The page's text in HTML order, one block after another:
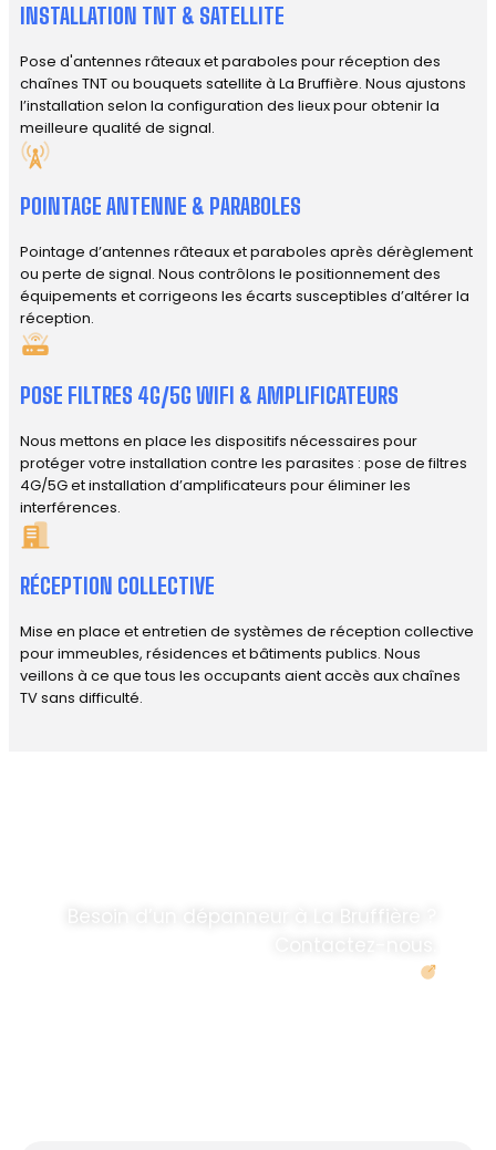
INSTALLATION TNT & SATELLITE
Pose d'antennes râteaux et paraboles pour réception des
chaînes TNT ou bouquets satellite à La Bruffière. Nous ajustons
l’installation selon la configuration des lieux pour obtenir la
meilleure qualité de signal.
POINTAGE ANTENNE & PARABOLES
Pointage d’antennes râteaux et paraboles après dérèglement
ou perte de signal. Nous contrôlons le positionnement des
équipements et corrigeons les écarts susceptibles d’altérer la
réception.
POSE FILTRES 4G/5G WIFI & AMPLIFICATEURS
Nous mettons en place les dispositifs nécessaires pour
protéger votre installation contre les parasites : pose de filtres
4G/5G et installation d’amplificateurs pour éliminer les
interférences.
RÉCEPTION COLLECTIVE
Mise en place et entretien de systèmes de réception collective
pour immeubles, résidences et bâtiments publics. Nous
veillons à ce que tous les occupants aient accès aux chaînes
TV sans difficulté.
Besoin d’un dépanneur à La Bruffière ?